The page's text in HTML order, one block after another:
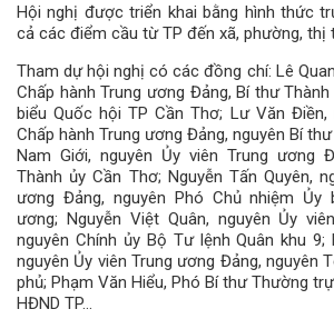
Hội nghị được triển khai bằng hình thức
cả các điểm cầu từ TP đến xã, phường, thị
Tham dự hội nghị có các đồng chí: Lê
Chấp hành Trung ương Đảng, Bí thư
biểu Quốc hội TP Cần Thơ; Lư Văn Điền,
Chấp hành Trung ương Đảng, nguyên Bí
Nam Giới, nguyên Ủy viên Trung ương
Thành ủy Cần Thơ; Nguyễn Tấn Quyên,
ương Đảng, nguyên Phó Chủ nhiệm Ủy
ương; Nguyễn Việt Quân, nguyên Ủy
nguyên Chính ủy Bộ Tư lệnh Quân khu 9;
nguyên Ủy viên Trung ương Đảng, nguyên
phủ; Phạm Văn Hiểu, Phó Bí thư Thường
HĐND TP…